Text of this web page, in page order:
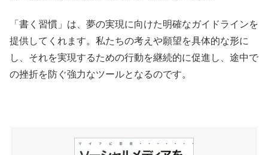
「書く習慣」は、夢の実現に向けた明確なガイドラインを
提供してくれます。私たちの考えや願望を具体的な形に
し、それを実現するための行動を継続的に促進し、途中で
の挫折を防ぐ強力なツールとなるのです。